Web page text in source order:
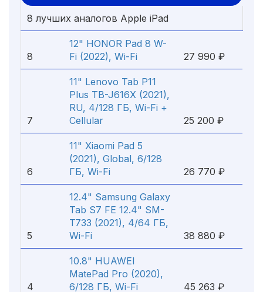
8 лучших аналогов Apple iPad
8
12" HONOR Pad 8 W-
Fi (2022), Wi-Fi
27 990 ₽
7
11" Lenovo Tab P11
Plus TB-J616X (2021),
RU, 4/128 ГБ, Wi-Fi +
Cellular
25 200 ₽
6
11" Xiaomi Pad 5
(2021), Global, 6/128
ГБ, Wi-Fi
26 770 ₽
5
12.4" Samsung Galaxy
Tab S7 FE 12.4" SM-
T733 (2021), 4/64 ГБ,
Wi-Fi
38 880 ₽
4
10.8" HUAWEI
MatePad Pro (2020),
6/128 ГБ, Wi-Fi
45 263 ₽